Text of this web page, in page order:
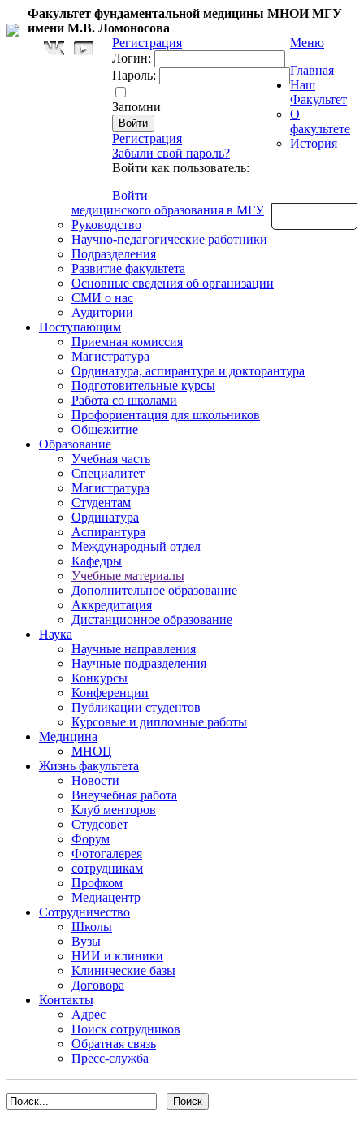
Факультет фундаментальной медицины МНОИ МГУ
имени М.В. Ломоносова
Регистрация
Логин:
Пароль:
Запомни
Регистрация
Забыли свой пароль?
Войти как пользователь:
Войти
Меню
Главная
Наш
Факультет
О
факультете
История
медицинского образования в МГУ
Руководство
Научно-педагогические работники
Подразделения
Развитие факультета
Основные сведения об организации
СМИ о нас
Аудитории
Поступающим
Приемная комиссия
Магистратура
Ординатура, аспирантура и докторантура
Подготовительные курсы
Работа со школами
Профориентация для школьников
Общежитие
Образование
Учебная часть
Специалитет
Магистратура
Студентам
Ординатура
Аспирантура
Международный отдел
Кафедры
Учебные материалы
Дополнительное образование
Аккредитация
Дистанционное образование
Наука
Научные направления
Научные подразделения
Конкурсы
Конференции
Публикации студентов
Курсовые и дипломные работы
Медицина
МНОЦ
Жизнь факультета
Новости
Внеучебная работа
Клуб менторов
Студсовет
Форум
Фотогалерея
сотрудникам
Профком
Медиацентр
Сотрудничество
Школы
Вузы
НИИ и клиники
Клинические базы
Договора
Контакты
Адрес
Поиск сотрудников
Обратная связь
Пресс-служба